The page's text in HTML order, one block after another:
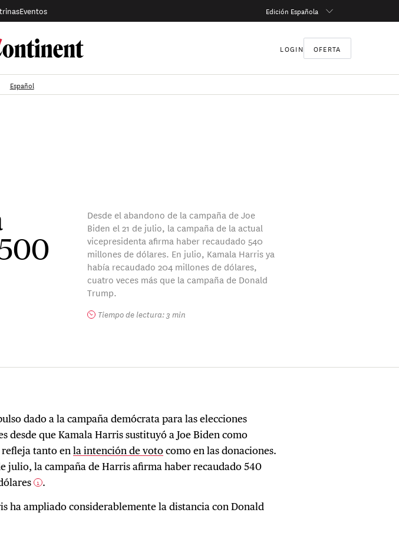
Eventos Edición Española
LOGIN OFERTA
Español
Desde el abandono de la campaña de Joe
Biden el 21 de julio, la campaña de la actual
vicepresidenta afirma haber recaudado 540
millones de dólares. En julio, Kamala Harris ya
había recaudado 204 millones de dólares,
cuatro veces más que la campaña de Donald
Trump.
Tiempo de lectura: 3 min
dado a la campaña demócrata para las elecciones
desde que Kamala Harris sustituyó a Joe Biden como
refleja tanto enla intención de votocomo en las donaciones.
julio, la campaña de Harris afirma haber recaudado 540
1 .
ha ampliado considerablemente la distancia con Donald